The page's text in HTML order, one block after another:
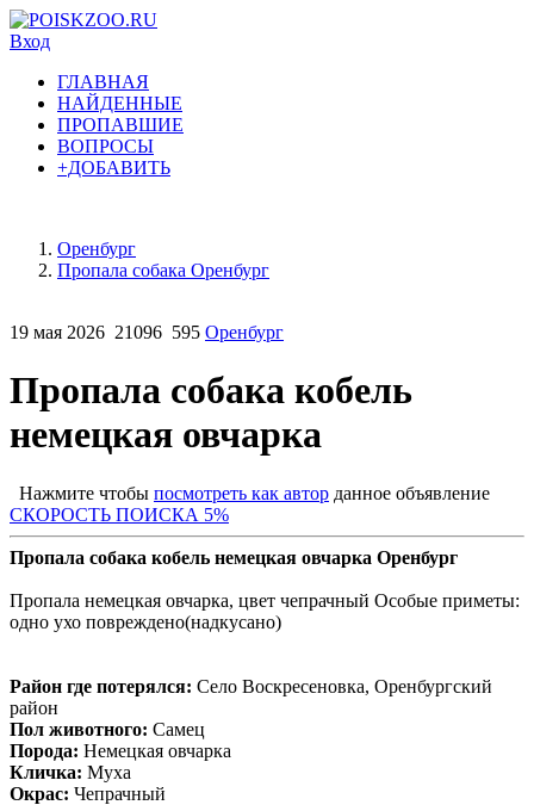
Вход
ГЛАВНАЯ
НАЙДЕННЫЕ
ПРОПАВШИЕ
ВОПРОСЫ
+ДОБАВИТЬ
Оренбург
Пропала собака Оренбург
19 мая 2026 21096 595 Оренбург
Пропала собака кобель
немецкая овчарка
Нажмите чтобы посмотреть как автор данное объявление
СКОРОСТЬ ПОИСКА 5%
Пропала собака кобель немецкая овчарка Оренбург
Пропала немецкая овчарка, цвет чепрачный Особые приметы:
одно ухо повреждено(надкусано)
Район где потерялся: Село Воскресеновка, Оренбургский
район
Пол животного: Самец
Порода: Немецкая овчарка
Кличка: Муха
Окрас: Чепрачный